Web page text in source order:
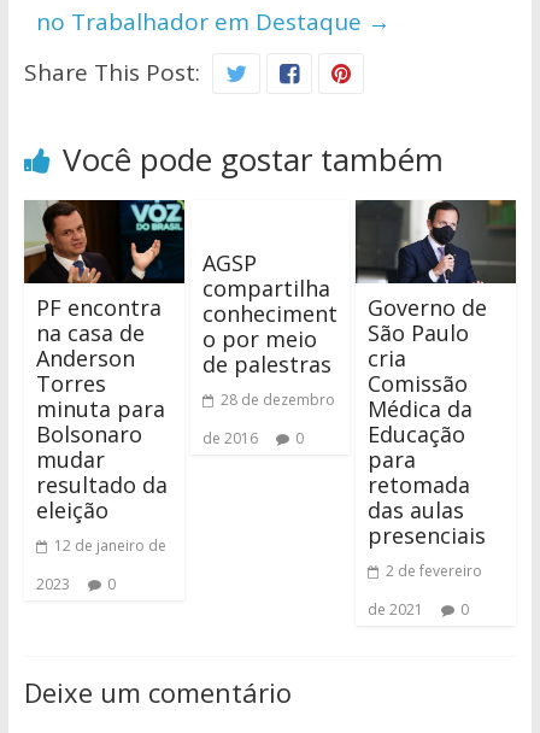
no Trabalhador em Destaque →
Share This Post:
Você pode gostar também
PF encontra
na casa de
Anderson
Torres
minuta para
Bolsonaro
mudar
resultado da
eleição
12 de janeiro de
2023
0
AGSP
compartilha
conheciment
o por meio
de palestras
28 de dezembro
de 2016
0
Governo de
São Paulo
cria
Comissão
Médica da
Educação
para
retomada
das aulas
presenciais
2 de fevereiro
de 2021
0
Deixe um comentário